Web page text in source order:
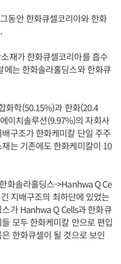
동안 한화큐셀코리아와 한화
재가 한화큐셀코리아를 흡수
에는 한화솔라홀딩스와 한화큐
화학(50.15%)과 한화(20.4
이치솔루션(9.97%)의 자회사
구조가 한화케미칼 단일 주주
는 기존에도 한화케미칼이 10
화솔라홀딩스->Hanhwa Q Ce
지배구조의 최하단에 있었는
가 Hanhwa Q Cells과 한화큐
모두 한화케미칼 안으로 편입
한화큐셀이 될 것으로 보인